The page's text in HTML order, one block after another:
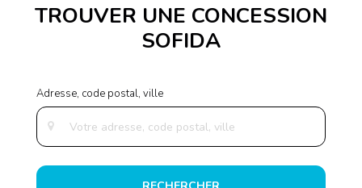
TROUVER UNE CONCESSION
SOFIDA